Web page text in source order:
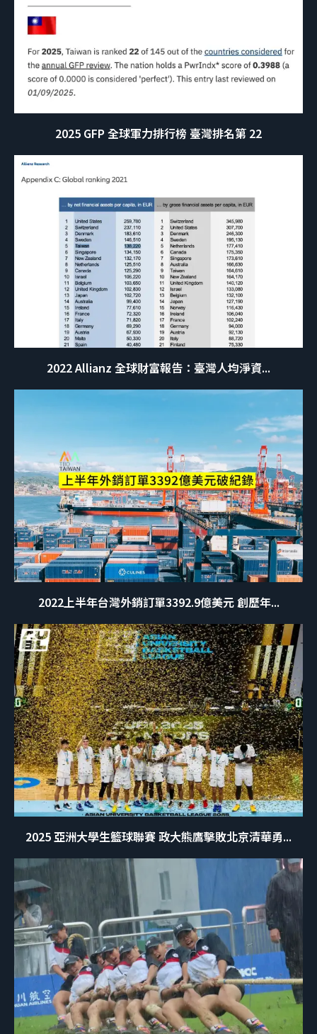
2025 GFP 全球軍力排行榜 臺灣排名第 22
2022 Allianz 全球財富報告：臺灣人均淨資...
2022上半年台灣外銷訂單3392.9億美元 創歷年...
2025 亞洲大學生籃球聯賽 政大熊鷹擊敗北京清華勇...